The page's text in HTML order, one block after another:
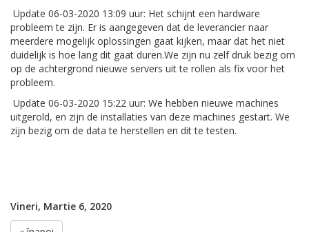
Update 06-03-2020 13:09 uur: Het schijnt een hardware
probleem te zijn. Er is aangegeven dat de leverancier naar
meerdere mogelijk oplossingen gaat kijken, maar dat het niet
duidelijk is hoe lang dit gaat duren.We zijn nu zelf druk bezig om
op de achtergrond nieuwe servers uit te rollen als fix voor het
probleem.
Update 06-03-2020 15:22 uur: We hebben nieuwe machines
uitgerold, en zijn de installaties van deze machines gestart. We
zijn bezig om de data te herstellen en dit te testen.
Vineri, Martie 6, 2020